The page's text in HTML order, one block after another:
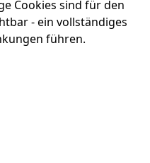
Cookies sind für den
- ein vollständiges
führen.